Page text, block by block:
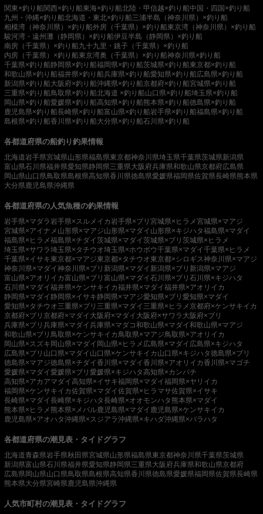
関東×釣り船関西×釣り船東海×釣り船北陸・甲信越×釣り船中国・四国×釣り船
九州・沖縄×釣り船北海道・東北×釣り船三浦半島（神奈川県）×釣り船
相模湾（神奈川県）×釣り船外房（千葉県）×釣り船東京湾（神奈川県）×釣り船
駿河湾・遠州灘（静岡県）×釣り船伊豆半島（静岡県）×釣り船
南房（千葉県）×釣り船九十九里・銚子（千葉県）×釣り船
内房（千葉県）×釣り船東京湾奥（千葉県）×釣り船神奈川県×釣り船
千葉県×釣り船静岡県×釣り船福岡県×釣り船茨城県×釣り船東京都×釣り船
和歌山県×釣り船福井県×釣り船兵庫県×釣り船愛知県×釣り船広島県×釣り船
新潟県×釣り船大阪府×釣り船沖縄県×釣り船京都府×釣り船宮城県×釣り船
三重県×釣り船鳥取県×釣り船北海道 ×釣り船山口県×釣り船埼玉県×釣り船
岡山県×釣り船愛媛県×釣り船高知県×釣り船熊本県×釣り船徳島県×釣り船
鹿児島県×釣り船長崎県×釣り船富山県×釣り船岩手県×釣り船福島県×釣り船
島根県×釣り船香川県×釣り船大分県×釣り船石川県×釣り船
各都道府県の船釣り釣果情報
北海道岩手県宮城県山形県福島県東京都神奈川県埼玉県千葉県茨城県新潟県
富山県石川県福井県愛知県静岡県三重県大阪府兵庫県和歌山県京都府広島県
岡山県山口県鳥取県島根県高知県香川県徳島県愛媛県福岡県佐賀県長崎県熊本県
大分県 鹿児島県沖縄県
各都道府県の人気魚種の釣果情報
岩手県×マダラ 岩手県×スルメイカ 岩手県×ブリ 宮城県×ヒラメ宮城県×マアジ
宮城県×アイナメ 山形県×マアジ山形県×マダイ 山形県×キジハタ福島県×マダイ
福島県×ヒラメ福島県×チダイ茨城県×マダイ茨城県×ブリ 茨城県×ヒラメ
埼玉県×サワラ埼玉県×タチウオ埼玉県×ホウボウ千葉県×マダイ千葉県×ヒラメ
千葉県×イサキ東京都×マアジ東京都×タチウオ東京都×シロギス神奈川県×マアジ
神奈川県×マダイ神奈川県×ブリ 新潟県×マダイ 新潟県×ブリ 新潟県×マアジ
富山県×アオリイカ富山県×ブリ 富山県×マダイ石川県×ブリ 石川県×キジハタ
石川県×マダイ福井県×ケンサキイカ福井県×マダイ福井県×アオリイカ
静岡県×マダイ静岡県×イサキ静岡県×マアジ愛知県×ブリ 愛知県×マダイ
愛知県×タチウオ三重県×ブリ 三重県×マダイ 三重県×ヒラメ京都府×ケンサキイカ
京都府×ブリ 京都府×マダイ 大阪府×マダイ 大阪府×サワラ 大阪府×ブリ
兵庫県×ブリ 兵庫県×マダイ兵庫県×マダコ和歌山県×マダイ和歌山県×マアジ
和歌山県×ブリ 鳥取県×ケンサキイカ 鳥取県×マアジ鳥取県×アオリイカ
岡山県×スズキ岡山県×マダイ 岡山県×ヒラメ 広島県×マダイ 広島県×キジハタ
広島県×ブリ 山口県×マダイ 山口県×ケンサキイカ 山口県×キジハタ徳島県×ブリ
徳島県×マアジ徳島県×チダイ香川県×マダイ香川県×アオリイカ香川県×マゴチ
愛媛県×マダイ愛媛県×ブリ 愛媛県×キジハタ高知県×カンパチ
高知県×アカアマダイ高知県×イサキ福岡県×マダイ福岡県×ヤリイカ
福岡県×ケンサキイカ佐賀県×マダイ佐賀県×ヒラマサ佐賀県×イサキ
長崎県×マダイ長崎県×キジハタ長崎県×オオモンハタ 熊本県×マダイ
熊本県×ヒラメ 熊本県×メバル鹿児島県×マダイ 鹿児島県×ケンサキイカ
鹿児島県×アオハタ沖縄県×スジアラ沖縄県×キハダ沖縄県×バラハタ
各都道府県の潮見表・タイドグラフ
北海道青森県岩手県秋田県宮城県山形県福島県東京都神奈川県千葉県茨城県
新潟県富山県石川県福井県愛知県静岡県三重県大阪府兵庫県和歌山県京都府
広島県岡山県山口県鳥取県島根県高知県香川県徳島県愛媛県福岡県佐賀県長崎県
熊本県大分県宮崎県 鹿児島県沖縄県
人気市町村の潮見表・タイドグラフ